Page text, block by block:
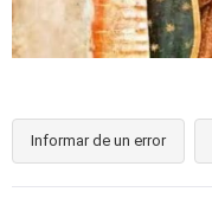
Informar de un error